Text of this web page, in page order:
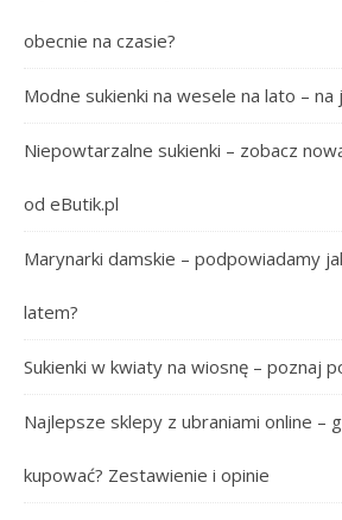
obecnie na czasie?
Modne sukienki na wesele na lato –
Niepowtarzalne sukienki – zobacz
od eButik.pl
Marynarki damskie – podpowiadamy
latem?
Sukienki w kwiaty na wiosnę – poznaj
Najlepsze sklepy z ubraniami online –
kupować? Zestawienie i opinie